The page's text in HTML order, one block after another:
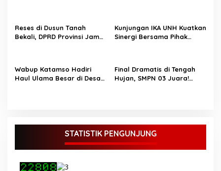
Reses di Dusun Tanah
Bekali, DPRD Provinsi Jambi
Kunjungan IKA UNH Kuatkan
Sinergi Bersama Pihak
Wabup Katamso Hadiri
Haul Ulama Besar di Desa
Final Dramatis di Tengah
Hujan, SMPN 03 Juara!
STATISTIK PENGUNJUNG